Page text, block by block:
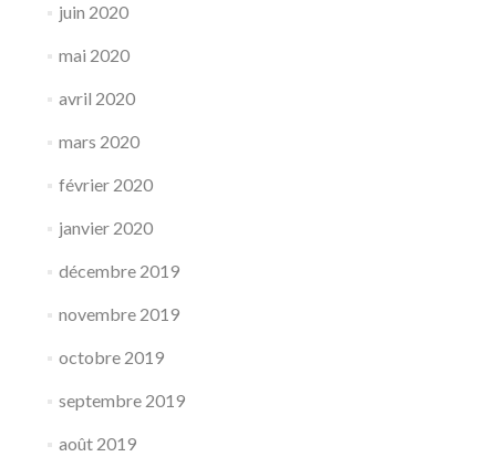
juin 2020
mai 2020
avril 2020
mars 2020
février 2020
janvier 2020
décembre 2019
novembre 2019
octobre 2019
septembre 2019
août 2019